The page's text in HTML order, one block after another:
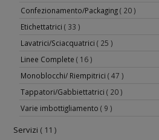
Confezionamento/Packaging ( 20 )
Etichettatrici ( 33 )
Lavatrici/Sciacquatrici ( 25 )
Linee Complete ( 16 )
Monoblocchi/ Riempitrici ( 47 )
Tappatori/Gabbiettatrici ( 20 )
Varie imbottigliamento ( 9 )
Servizi ( 11 )